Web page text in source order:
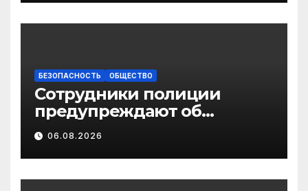
законодательства в сфере
государственной
работников
БЕЗОПАСНОСТЬ ОБЩЕСТВО
Сотрудники полиции
предупреждают об
участившихся случаях
мошенничества в
отношении родственников
участников СВО
06.08.2026